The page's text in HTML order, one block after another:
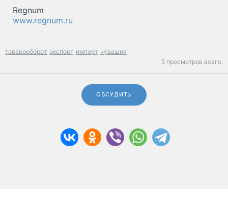
Regnum
www.regnum.ru
товарооборот экспорт импорт чувашия
5 просмотров всего.
ОБСУДИТЬ